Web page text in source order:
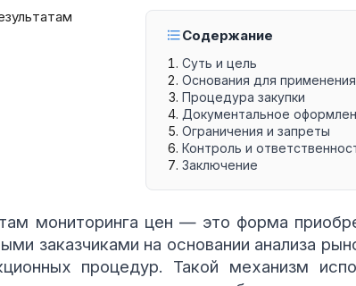
Содержание
Суть и цель
Основания для применения
Процедура закупки
Документальное
Ограничения и запреты
Контроль и
Заключение
мониторинга цен — это форма
заказчиками на основании анализа
процедур. Такой механизм